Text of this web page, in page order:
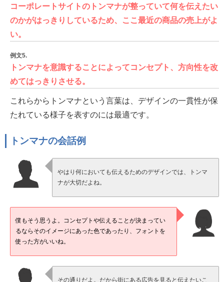
コーポレートサイトのトンマナが整っていて何を伝えたい
のかがはっきりしているため、ここ最近の商品の売上がよ
い。
例文5.
トンマナを意識することによってコンセプト、方向性を改
めてはっきりさせる。
これらからトンマナという言葉は、デザインの一貫性が保
たれている様子を表すのには最適です。
トンマナの会話例
やはり何においても伝えるためのデザインでは、トンマ
ナが大切だよね。
僕もそう思うよ。コンセプトや伝えることが決まってい
るならそのイメージにあった色であったり、フォントを
使った方がいいね。
その通りだよ。だから街にある広告を見ると伝えたいこ